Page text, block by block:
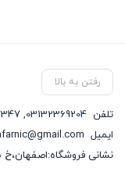
رفتن به بالا
تلفن 03132369204
,
ایمیل
نشانی